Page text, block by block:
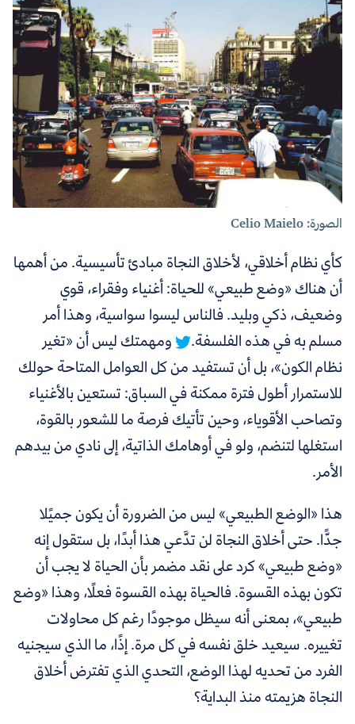
الصورة: Celio Maielo
كأي نظام أخلاقي،لأخلاق النجاة مبادئ تأسيسية. من أهمها
أن هناك «وضع طبيعي» للحياة: أغنياء وفقراء، قوي
وضعيف، ذكي وبليد. فالناس ليسوا سواسية، وهذا أمر
مسلم به في هذه الفلسفة.
ومهمتك ليس أن «تغير
نظام الكون»، بل أن تستفيد من كل العوامل المتاحة حولك
للاستمرار أطول فترة ممكنة في السباق: تستعين بالأغنياء
وتصاحب الأقوياء، وحين تأتيك فرصة ما للشعور بالقوة،
استغلها لتنضم، ولو في أوهامك الذاتية، إلى نادي من بيدهم
الأمر.
هذا «الوضع الطبيعي» ليس من الضرورة أن يكون جميًلا
جدًّا. حتى أخلاق النجاة لن تدَّعي هذا أبدًا، بل ستقول إنه
«وضع طبيعي» كرد على نقد مضمر بأن الحياة لا يجب أن
تكون بهذه القسوة. فالحياة بهذه القسوة فعلًا، وهذا «وضع
طبيعي»، بمعنى أنه سيظل موجودًا رغم كل محاولات
تغييره. سيعيد خلق نفسه في كل مرة. إذًا، ما الذي سيجنيه
الفرد من تحديه لهذا الوضع، التحدي الذي تفترض أخلاق
النجاة هزيمته منذ البداية؟